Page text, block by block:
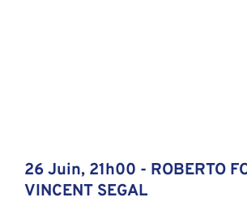
26 Juin, 21h00 - ROBERTO
VINCENT SEGAL